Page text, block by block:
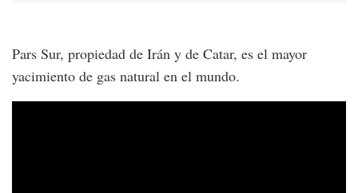
Pars Sur, propiedad de Irán y de Catar, es el mayor
yacimiento de gas natural en el mundo.